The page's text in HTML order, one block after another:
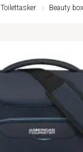
Toilettasker Beauty box